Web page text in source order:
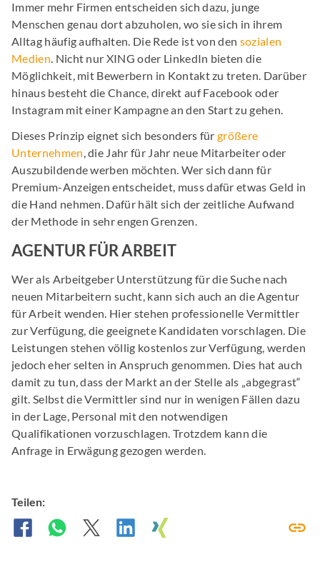
Immer mehr Firmen entscheiden sich dazu, junge
Menschen genau dort abzuholen, wo sie sich in ihrem
Alltag häufig aufhalten. Die Rede ist von den sozialen
Medien. Nicht nur XING oder LinkedIn bieten die
Möglichkeit, mit Bewerbern in Kontakt zu treten. Darüber
hinaus besteht die Chance, direkt auf Facebook oder
Instagram mit einer Kampagne an den Start zu gehen.
Dieses Prinzip eignet sich besonders fürgrößere
Unternehmen, die Jahr für Jahr neue Mitarbeiter oder
Auszubildende werben möchten. Wer sich dann für
Premium-Anzeigen entscheidet, muss dafür etwas Geld in
die Hand nehmen. Dafür hält sich der zeitliche Aufwand
der Methode in sehr engen Grenzen.
AGENTUR FÜR ARBEIT
Wer als Arbeitgeber Unterstützung für die Suche nach
neuen Mitarbeitern sucht, kann sich auch an die Agentur
für Arbeit wenden. Hier stehen professionelle Vermittler
zur Verfügung, die geeignete Kandidaten vorschlagen. Die
Leistungen stehen völlig kostenlos zur Verfügung, werden
jedoch eher selten in Anspruch genommen. Dies hat auch
damit zu tun, dass der Markt an der Stelle als „abgegrast“
gilt. Selbst die Vermittler sind nur in wenigen Fällen dazu
in der Lage, Personal mit den notwendigen
Qualifikationen vorzuschlagen. Trotzdem kann die
Anfrage in Erwägung gezogen werden.
Teilen: